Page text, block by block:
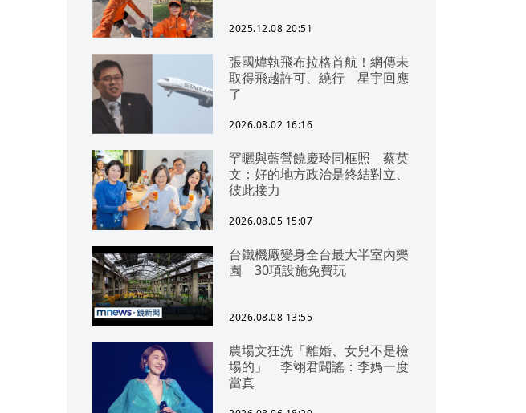
2025.12.08 20:51
張國煒執飛布拉格首航！網傳未
取得飛越許可、繞行 星宇回應
了
2026.08.02 16:16
罕曬與藍營饒慶玲同框照 蔡英
文：好的地方政治是終結對立、
彼此接力
2026.08.05 15:07
台鐵機廠變身全台最大半室內樂
園 30項設施免費玩
2026.08.08 13:55
農場文狂洗「離婚、女兒不是檢
場的」 李翊君闢謠：李媽一度
當真